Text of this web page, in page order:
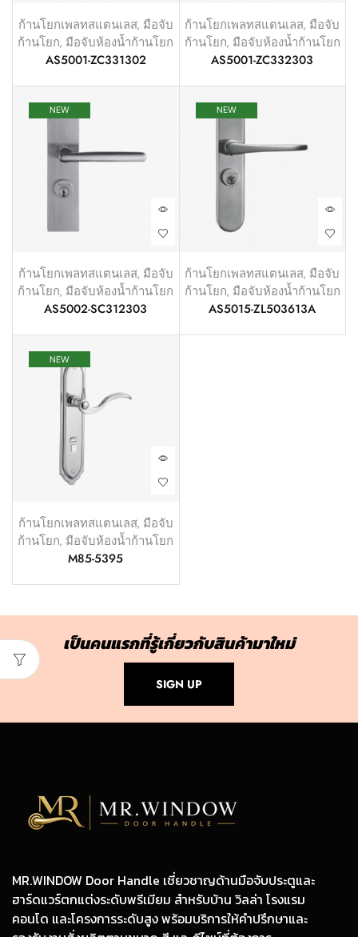
ก้านโยกเพลทสแตนเลส, มือจับ
ก้านโยก, มือจับห้องน้ำก้านโยก
AS5001-ZC331302
ก้านโยกเพลทสแตนเลส, มือจับ
ก้านโยก, มือจับห้องน้ำก้านโยก
AS5001-ZC332303
NEW
ก้านโยกเพลทสแตนเลส, มือจับ
ก้านโยก, มือจับห้องน้ำก้านโยก
AS5002-SC312303
NEW
ก้านโยกเพลทสแตนเลส, มือจับ
ก้านโยก, มือจับห้องน้ำก้านโยก
AS5015-ZL503613A
NEW
ก้านโยกเพลทสแตนเลส, มือจับ
ก้านโยก, มือจับห้องน้ำก้านโยก
M85-5395
เป็นคนแรกที่รู้เกี่ยวกับสินค้ามาใหม่
SIGN UP
MR.WINDOW Door Handle เชี่ยวชาญด้านมือจับประตูและ
ฮาร์ดแวร์ตกแต่งระดับพรีเมียม สำหรับบ้าน วิลล่า โรงแรม
คอนโด และโครงการระดับสูง พร้อมบริการให้คำปรึกษาและ